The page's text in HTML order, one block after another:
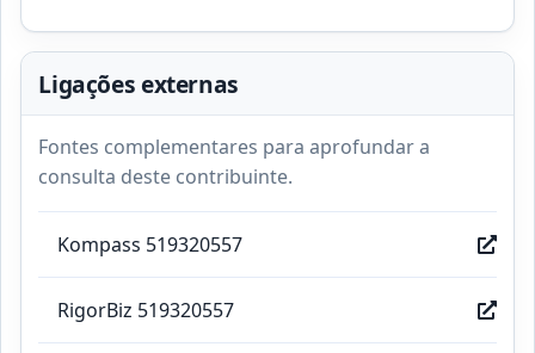
Ligações externas
Fontes complementares para aprofundar a
consulta deste contribuinte.
Kompass 519320557
RigorBiz 519320557